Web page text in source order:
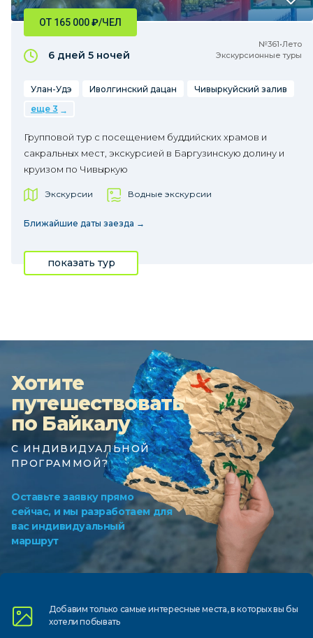
№361•Лето
Экскурсионные туры
ОТ 165 000₽/ЧЕЛ
6 дней 5 ночей
Улан-Удэ Иволгинский дацан
Чивыркуйский залив
еще 3
Групповой тур с посещением буддийских храмов и
сакральных мест, экскурсией в Баргузинскую долину и
круизом по Чивыркую
Экскурсии Водные экскурсии
Ближайшие даты заезда →
показать тур
Хотите
путешествовать
по Байкалу
С ИНДИВИДУАЛЬНОЙ
ПРОГРАММОЙ?
Оставьте заявку прямо
сейчас, и мы разработаем для
вас индивидуальный
маршрут
Добавим только самыеинтересные места, в которыхвы бы
хотели побывать